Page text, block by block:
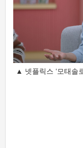
▲ 넷플릭스 ‘모태솔